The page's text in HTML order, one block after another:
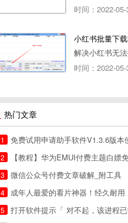
时间：2022-05-
解决小红书无
时间：2022-05-
热门文章
1
免费试用申请助手软件V1.3.6版本使用教程，免费领空调冰
2
【教程】华为EMUI付费主题白嫖免费
3
微信公众号付费文章破解_附工具
4
成年人最爱的看片神器！经久耐用，白
5
打开软件提示「 对不起，该进程已